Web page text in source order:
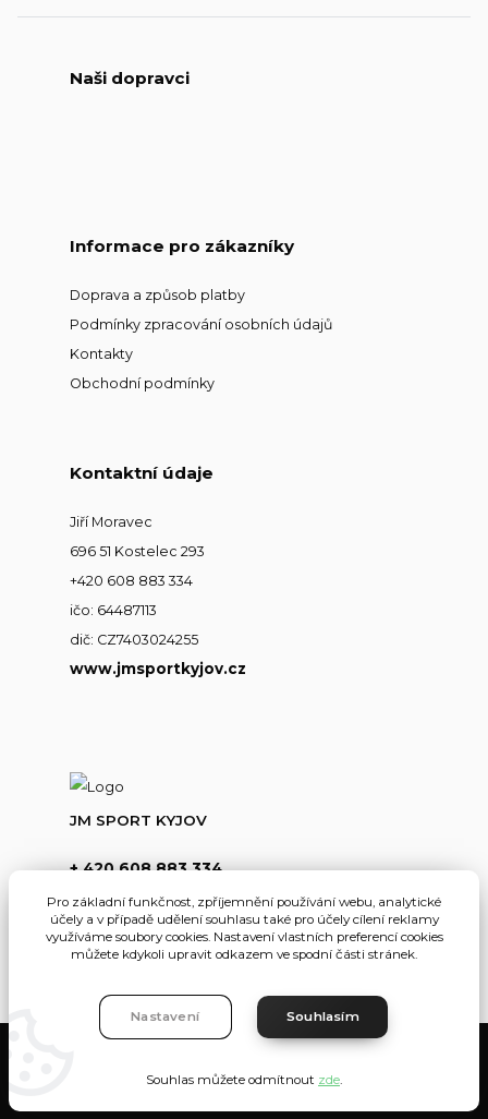
Naši dopravci
Informace pro zákazníky
Doprava a způsob platby
Podmínky zpracování osobních údajů
Kontakty
Obchodní podmínky
Kontaktní údaje
Jiří Moravec
696 51 Kostelec 293
+420 608 883 334
ičo: 64487113
dič: CZ7403024255
www.jmsportkyjov.cz
JM SPORT KYJOV
+ 420 608 883 334
info@jmsportkyjov.cz
Eshop-rychle.cz
Pro základní funkčnost, zpříjemnění používání webu, analytické
účely a v případě udělení souhlasu také pro účely cílení reklamy
využíváme soubory cookies. Nastavení vlastních preferencí cookies
můžete kdykoli upravit odkazem ve spodní části stránek.
Nastavení Souhlasím
Souhlas můžete odmítnout zde.